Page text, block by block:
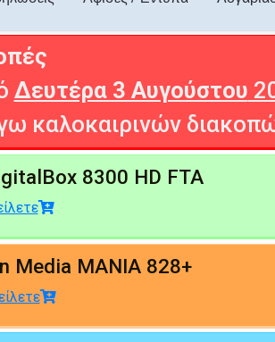
Δευτέρα 3 Αυγούστου
καλοκαιρινών
8300 HD FTA
Media MANIA 828+